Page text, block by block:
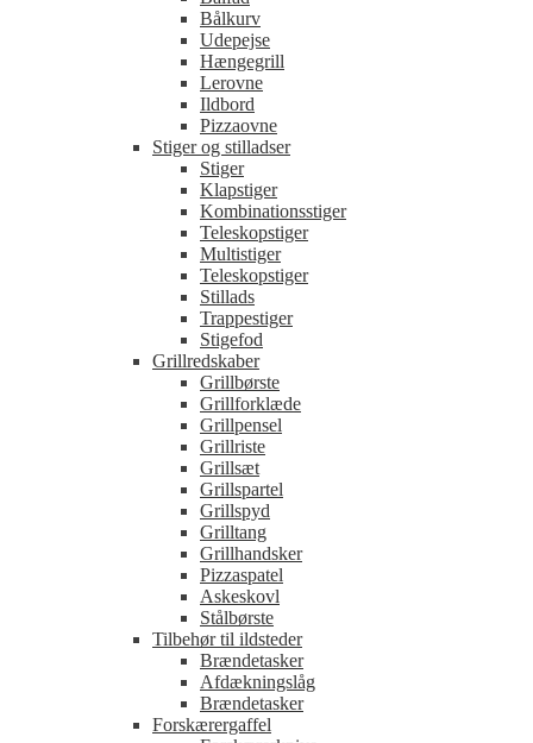
Bålkurv
Udepejse
Hængegrill
Lerovne
Ildbord
Pizzaovne
Stiger og stilladser
Stiger
Klapstiger
Kombinationsstiger
Teleskopstiger
Multistiger
Teleskopstiger
Stillads
Trappestiger
Stigefod
Grillredskaber
Grillbørste
Grillforklæde
Grillpensel
Grillriste
Grillsæt
Grillspartel
Grillspyd
Grilltang
Grillhandsker
Pizzaspatel
Askeskovl
Stålbørste
Tilbehør til ildsteder
Brændetasker
Afdækningslåg
Brændetasker
Forskærergaffel